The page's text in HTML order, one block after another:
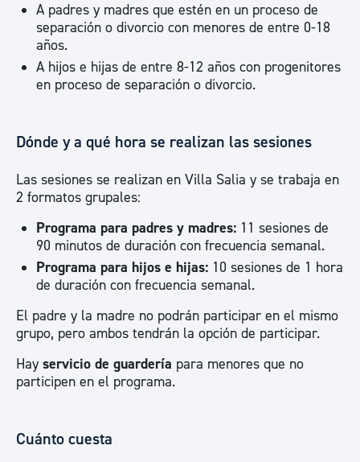
A padres y madres que estén en un proceso de
separación o divorcio con menores de entre 0-18
años.
A hijos e hijas de entre 8-12 años con progenitores
en proceso de separación o divorcio.
Dónde y a qué hora se realizan las sesiones
Las sesiones se realizan en Villa Salia y se trabaja en
2 formatos grupales:
Programa para padres y madres: 11 sesiones de
90 minutos de duración con frecuencia semanal.
Programa para hijos e hijas: 10 sesiones de 1 hora
de duración con frecuencia semanal.
El padre y la madre no podrán participar en el mismo
grupo, pero ambos tendrán la opción de participar.
Hay servicio de guardería para menores que no
participen en el programa.
Cuánto cuesta